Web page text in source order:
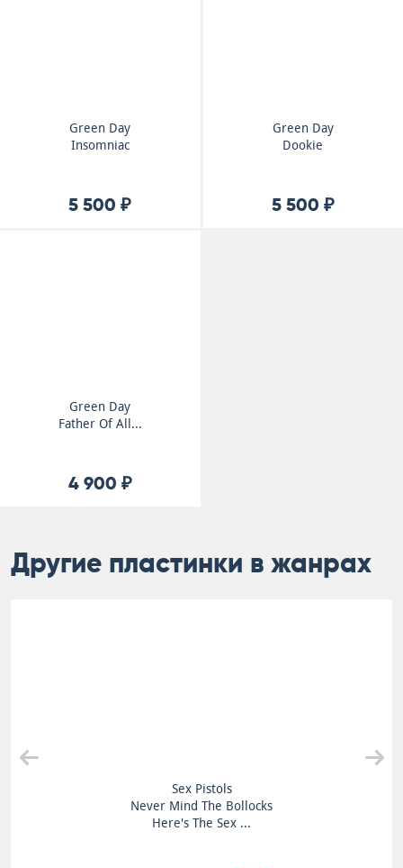
Green Day
Insomniac
5 500 ₽
Green Day
Dookie
5 500 ₽
Green Day
Father Of All...
4 900 ₽
Другие пластинки в жанрах
Sex Pistols
Never Mind The Bollocks
Here's The Sex ...